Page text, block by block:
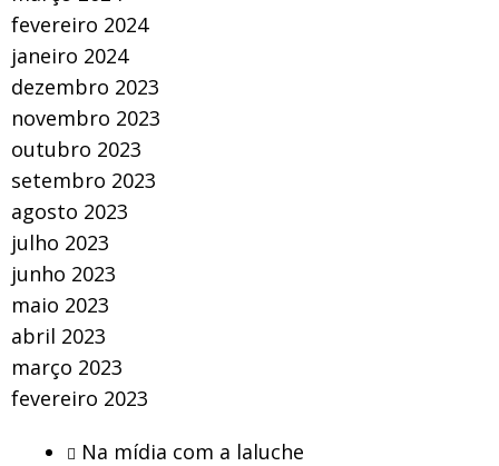
fevereiro 2024
janeiro 2024
dezembro 2023
novembro 2023
outubro 2023
setembro 2023
agosto 2023
julho 2023
junho 2023
maio 2023
abril 2023
março 2023
fevereiro 2023
Na mídia com a laluche